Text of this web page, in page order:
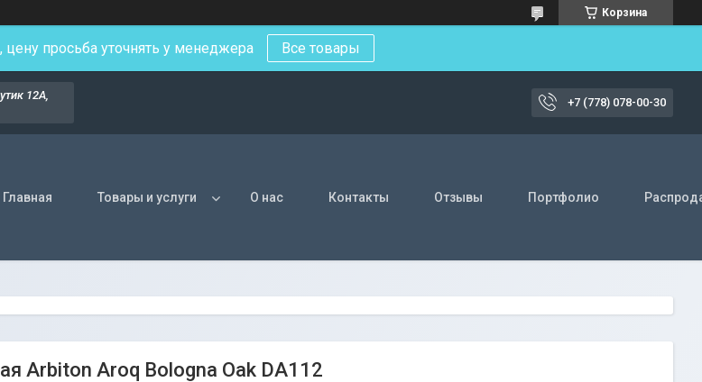
Корзина
цену просьба уточнять у менеджера Все товары
12А,
+7 (778) 078-00-30
Главная Товары и услуги О нас Контакты Отзывы Портфолио
Arbiton Aroq Bologna Oak DA112